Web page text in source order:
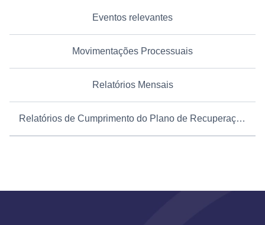
Eventos relevantes
Movimentações Processuais
Relatórios Mensais
Relatórios de Cumprimento do Plano de Recuperação Judicial